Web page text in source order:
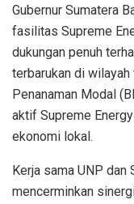
Gubernur Sumatera
fasilitas Supreme
dukungan penuh
terbarukan di
Penanaman Modal
aktif Supreme
ekonomi lokal.
Kerja sama UNP dan
mencerminkan